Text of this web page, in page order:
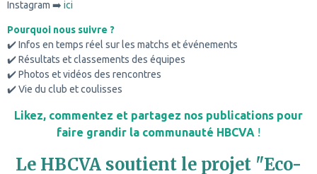
Instagram ➡️ ici
Pourquoi nous suivre ?
✔️ Infos en temps réel sur les matchs et événements
✔️ Résultats et classements des équipes
✔️ Photos et vidéos des rencontres
✔️ Vie du club et coulisses
Likez, commentez et partagez nos publications pour
faire grandir la communauté HBCVA !
Le HBCVA soutient le projet "Eco-